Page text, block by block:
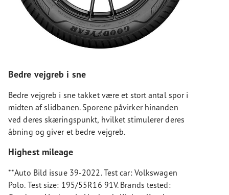
Bedre vejgreb i sne
Bedre vejgreb i sne takket være et stort antal spor i
midten af slidbanen. Sporene påvirker hinanden
ved deres skæringspunkt, hvilket stimulerer deres
åbning og giver et bedre vejgreb.
Highest mileage
**Auto Bild issue 39-2022. Test car: Volkswagen
Polo. Test size: 195/55R16 91V. Brands tested: